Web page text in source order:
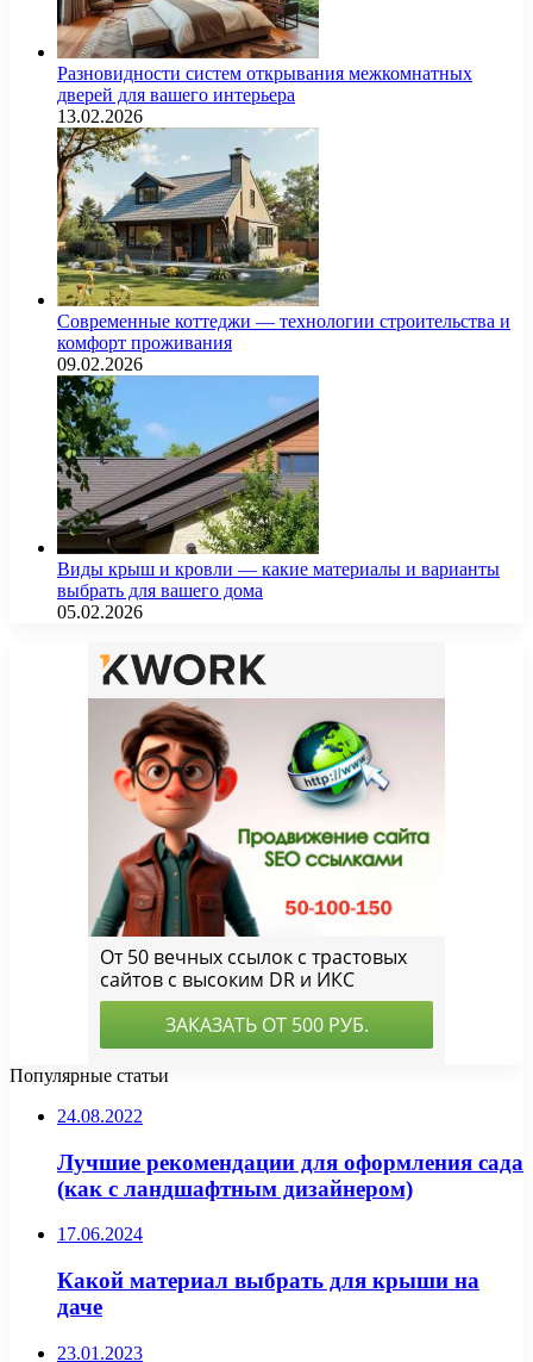
Разновидности систем открывания межкомнатных
дверей для вашего интерьера
13.02.2026
Современные коттеджи — технологии строительства и
комфорт проживания
09.02.2026
Виды крыш и кровли — какие материалы и варианты
выбрать для вашего дома
05.02.2026
Популярные статьи
24.08.2022
Лучшие рекомендации для оформления сада
(как с ландшафтным дизайнером)
17.06.2024
Какой материал выбрать для крыши на
даче
23.01.2023